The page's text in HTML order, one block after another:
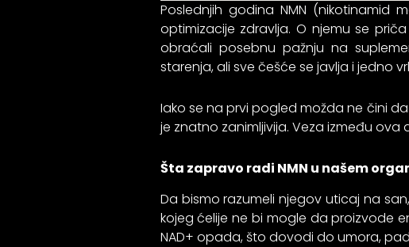
Poslednjih godina NMN
optimizacije zdravlja. O njemu se
obraćali posebnu pažnju na
starenja, ali sve češće se javlja i jedno
Iako se na prvi pogled možda ne čini
je znatno zanimljivija. Veza između
Šta zapravo radi NMN u našem
Da bismo razumeli njegov uticaj na
kojeg ćelije ne bi mogle da proizvode
NAD+ opada, što dovodi do umora,